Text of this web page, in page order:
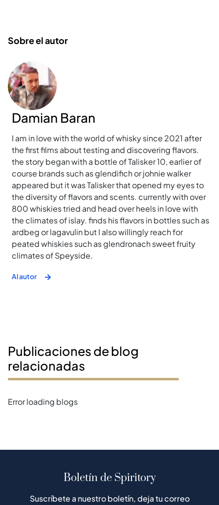
Sobre el autor
Damian Baran
I am in love with the world of whisky since 2021 after
the first films about testing and discovering flavors.
the story began with a bottle of Talisker 10, earlier of
course brands such as glendifich or johnie walker
appeared but it was Talisker that opened my eyes to
the diversity of flavors and scents. currently with over
800 whiskies tried and head over heels in love with
the climates of islay. finds his flavors in bottles such as
ardbeg or lagavulin but I also willingly reach for
peated whiskies such as glendronach sweet fruity
climates of Speyside.
Al autor
Publicaciones de blog
relacionadas
Error loading blogs
Boletín de Spiritory
Suscríbete a nuestro boletín, deja tu correo